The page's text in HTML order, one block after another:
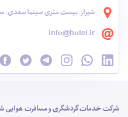
شیراز، بیست متری سینما سعدی،
info@hotel.ir